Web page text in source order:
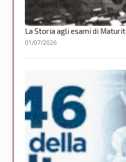
La Storia agli esami di
01/07/2026